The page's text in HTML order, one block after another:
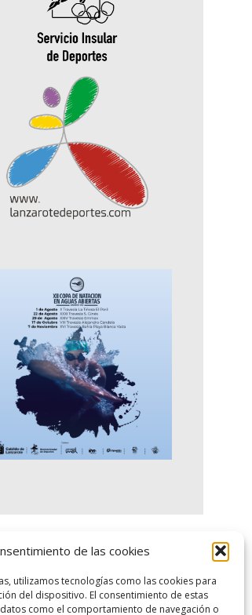
de las cookies
utilizamos tecnologías como las cookies para
del dispositivo. El consentimiento de estas
como el comportamiento de navegación o
SID